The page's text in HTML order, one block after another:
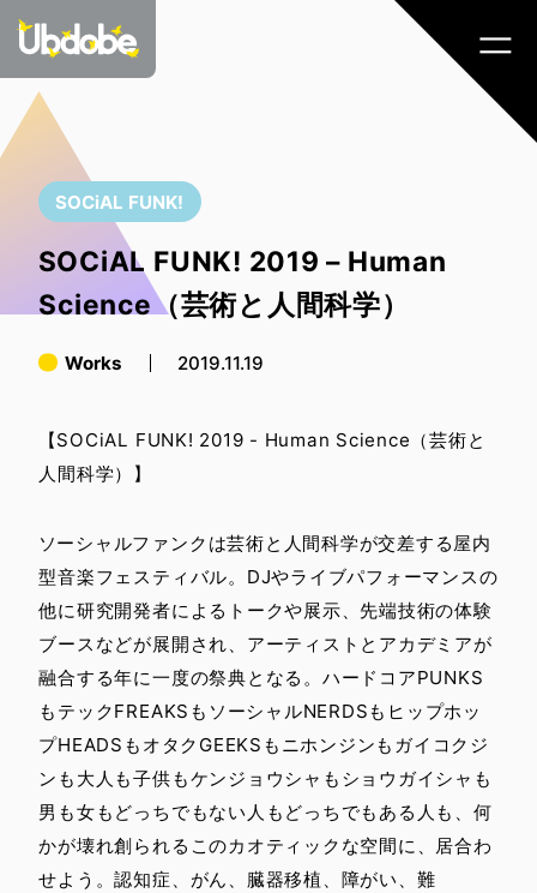
SOCiAL FUNK!
SOCiAL FUNK! 2019 – Human
Science（芸術と人間科学）
Works 2019.11.19
【SOCiAL FUNK! 2019 - Human Science（芸術と
人間科学）】
ソーシャルファンクは芸術と人間科学が交差する屋内
型音楽フェスティバル。DJやライブパフォーマンスの
他に研究開発者によるトークや展示、先端技術の体験
ブースなどが展開され、アーティストとアカデミアが
融合する年に一度の祭典となる。ハードコアPUNKS
もテックFREAKSもソーシャルNERDSもヒップホッ
プHEADSもオタクGEEKSもニホンジンもガイコクジ
ンも大人も子供もケンジョウシャもショウガイシャも
男も女もどっちでもない人もどっちでもある人も、何
かが壊れ創られるこのカオティックな空間に、居合わ
せよう。認知症、がん、臓器移植、障がい、難